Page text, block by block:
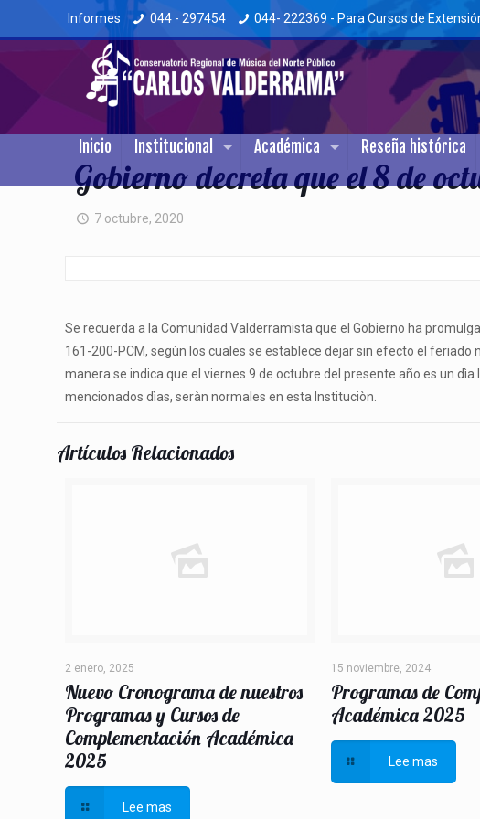
Informes 044 - 297454 044- 222369 - Para Cursos de
Inicio Institucional Académica Reseña histórica
Gobierno decreta que el 8 de
7 octubre, 2020
Se recuerda a la Comunidad Valderramista que el Gobierno ha
161-200-PCM, segùn los cuales se establece dejar sin efecto el feriado
manera se indica que el viernes 9 de octubre del presente año es un
mencionados dìas, seràn normales en esta Instituciòn.
Artículos Relacionados
2 enero, 2025
Nuevo Cronograma de nuestros
Programas y Cursos de
Complementación Académica
2025
Lee mas
15 noviembre, 2024
Programas de
Académica 2025
Lee mas